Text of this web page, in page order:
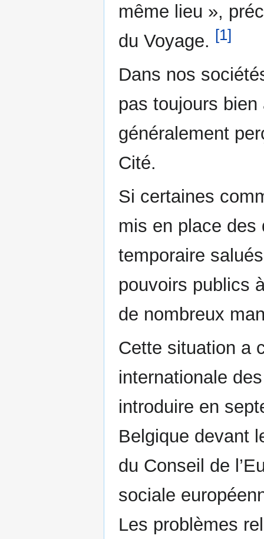
même lieu »,
du Voyage. [1]
Dans nos
pas toujours
généralement
Cité.
Si certaines
mis en place des
temporaire
pouvoirs publics
de nombreux
Cette situation a
internationale
introduire en
Belgique devant
du Conseil de
sociale
Les problèmes